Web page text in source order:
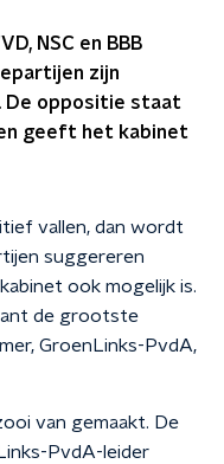
NSC en BBB
zijn
De oppositie staat
geeft het kabinet
vallen, dan wordt
suggereren
ook mogelijk is.
de grootste
GroenLinks-PvdA,
van gemaakt. De
PvdA-leider